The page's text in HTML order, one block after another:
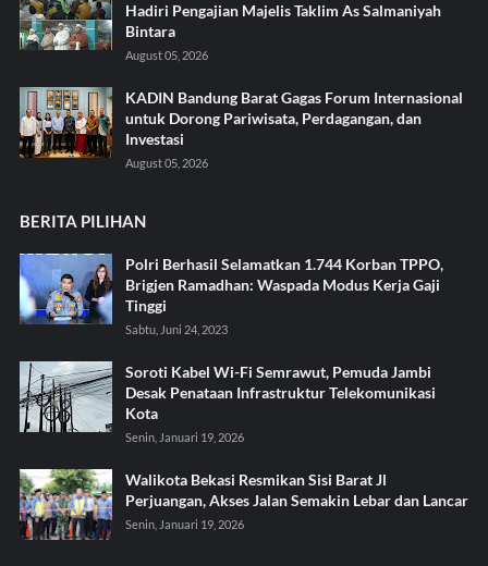
Hadiri Pengajian Majelis Taklim As Salmaniyah
Bintara
August 05, 2026
KADIN Bandung Barat Gagas Forum Internasional
untuk Dorong Pariwisata, Perdagangan, dan
Investasi
August 05, 2026
BERITA PILIHAN
Polri Berhasil Selamatkan 1.744 Korban TPPO,
Brigjen Ramadhan: Waspada Modus Kerja Gaji
Tinggi
Sabtu, Juni 24, 2023
Soroti Kabel Wi-Fi Semrawut, Pemuda Jambi
Desak Penataan Infrastruktur Telekomunikasi
Kota
Senin, Januari 19, 2026
Walikota Bekasi Resmikan Sisi Barat Jl
Perjuangan, Akses Jalan Semakin Lebar dan Lancar
Senin, Januari 19, 2026